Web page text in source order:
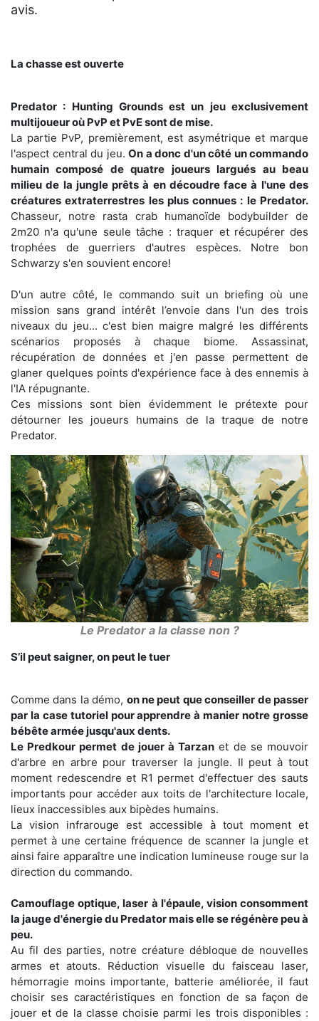
avis.
La chasse est ouverte
Predator : Hunting Grounds est un jeu exclusivement
multijoueur où PvP et PvE sont de mise.
La partie PvP, premièrement, est asymétrique et marque
l'aspect central du jeu. On a donc d'un côté un commando
humain composé de quatre joueurs largués au beau
milieu de la jungle prêts à en découdre face à l'une des
créatures extraterrestres les plus connues : le Predator.
Chasseur, notre rasta crab humanoïde bodybuilder de
2m20 n'a qu'une seule tâche : traquer et récupérer des
trophées de guerriers d'autres espèces. Notre bon
Schwarzy s'en souvient encore!
D'un autre côté, le commando suit un briefing où une
mission sans grand intérêt l’envoie dans l'un des trois
niveaux du jeu... c'est bien maigre malgré les différents
scénarios proposés à chaque biome. Assassinat,
récupération de données et j'en passe permettent de
glaner quelques points d'expérience face à des ennemis à
l'IA répugnante.
Ces missions sont bien évidemment le prétexte pour
détourner les joueurs humains de la traque de notre
Predator.
Le Predator a la classe non ?
S’il peut saigner, on peut le tuer
Comme dans la démo, on ne peut que conseiller de passer
par la case tutoriel pour apprendre à manier notre grosse
bébête armée jusqu'aux dents.
Le Predkour permet de jouer à Tarzan et de se mouvoir
d'arbre en arbre pour traverser la jungle. Il peut à tout
moment redescendre et R1 permet d'effectuer des sauts
importants pour accéder aux toits de l'architecture locale,
lieux inaccessibles aux bipèdes humains.
La vision infrarouge est accessible à tout moment et
permet à une certaine fréquence de scanner la jungle et
ainsi faire apparaître une indication lumineuse rouge sur la
direction du commando.
Camouflage optique, laser à l'épaule, vision consomment
la jauge d'énergie du Predator mais elle se régénère peu à
peu.
Au fil des parties, notre créature débloque de nouvelles
armes et atouts. Réduction visuelle du faisceau laser,
hémorragie moins importante, batterie améliorée, il faut
choisir ses caractéristiques en fonction de sa façon de
jouer et de la classe choisie parmi les trois disponibles :